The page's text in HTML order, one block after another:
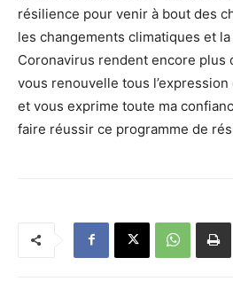
résilience pour venir à bout des
les changements climatiques et
Coronavirus rendent encore plus
vous renouvelle tous
et vous exprime toute ma
faire réussir ce programme de